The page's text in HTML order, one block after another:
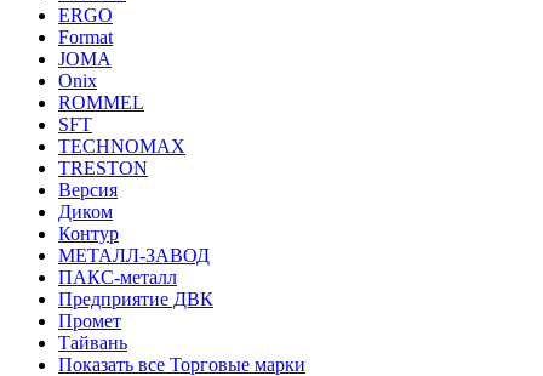
ERGO
Format
JOMA
Onix
ROMMEL
SFT
TECHNOMAX
TRESTON
Версия
Диком
Контур
МЕТАЛЛ-ЗАВОД
ПАКС-металл
Предприятие ДВК
Промет
Тайвань
Показать все Торговые марки